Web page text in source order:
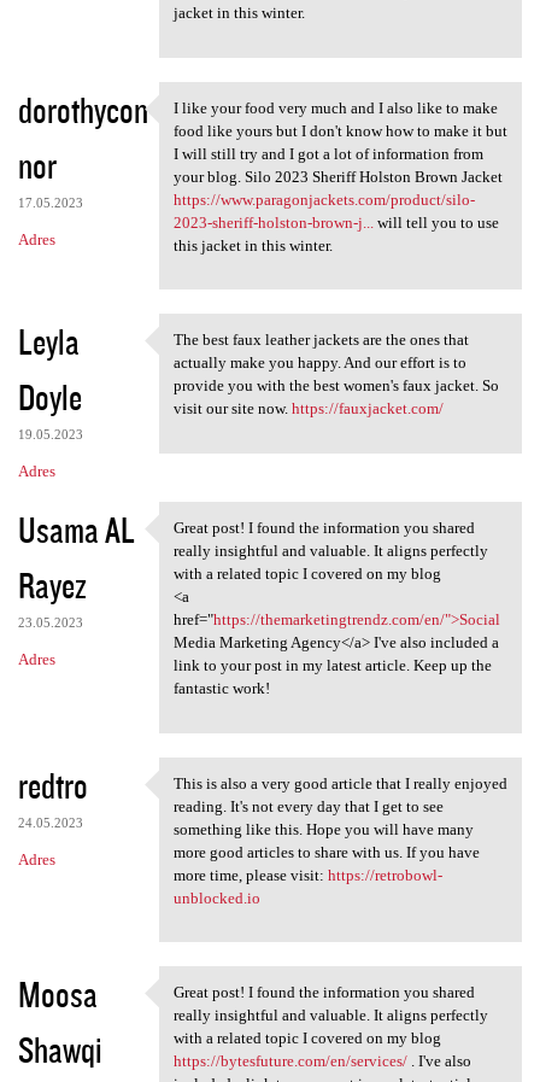
jacket in this winter.
dorothycon
nor
17.05.2023
Adres
I like your food very much
I like your food very much and I also like to make
food like yours but I don't know how to make it but
I will still try and I got a lot of information from
your blog. Silo 2023 Sheriff Holston Brown Jacket
https://www.paragonjackets.com/product/silo-
2023-sheriff-holston-brown-j...
will tell you to use
this jacket in this winter.
Leyla
Doyle
19.05.2023
Adres
The best faux leather jackets
The best faux leather jackets are the ones that
actually make you happy. And our effort is to
provide you with the best women's faux jacket. So
visit our site now. https://fauxjacket.com/
Usama AL
Rayez
23.05.2023
Adres
Great post! I found the
Great post! I found the information you shared
really insightful and valuable. It aligns perfectly
with a related topic I covered on my blog
<a
href="https://themarketingtrendz.com/en/">Social
Media Marketing Agency</a> I've also included a
link to your post in my latest article. Keep up the
fantastic work!
redtro
24.05.2023
Adres
This is also a very good
This is also a very good article that I really enjoyed
reading. It's not every day that I get to see
something like this. Hope you will have many
more good articles to share with us. If you have
more time, please visit: https://retrobowl-
unblocked.io
Moosa
Shawqi
Great post! I found the
Great post! I found the information you shared
really insightful and valuable. It aligns perfectly
with a related topic I covered on my blog
https://bytesfuture.com/en/services/. I've also